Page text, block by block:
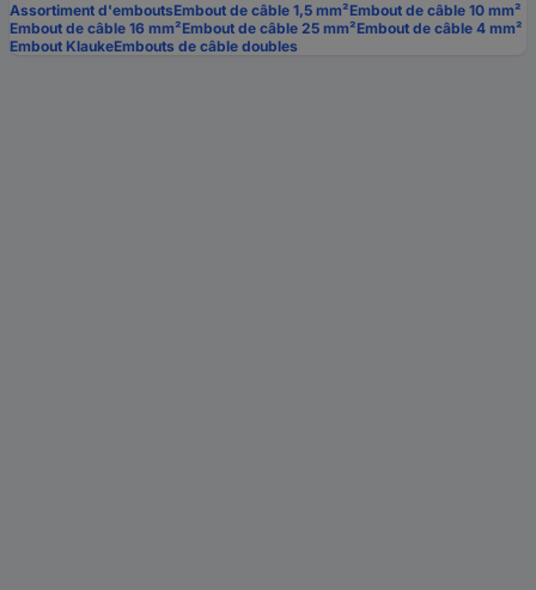
Assortiment d'emboutsEmbout de câble 1,5 mm²Embout de câble 10 mm²
Embout de câble 16 mm²Embout de câble 25 mm²Embout de câble 4 mm²
Embout KlaukeEmbouts de câble doubles